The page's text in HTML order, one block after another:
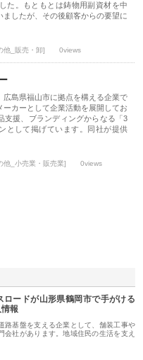
た。もともとは鋳物用副資材を中
ましたが、その後顧客からの要望に
他_販売・卸] 0views
広島県福山市に拠点を構える企業で
ーカーとして企業活動を展開してお
支援、ブランディングからなる「3
として掲げています。同社が提供
他_小売業・販売業] 0views
ロードが山形県鶴岡市で手がける
報
路基盤を支える企業として、舗装工事や
会社があります。地域住民の生活を支え